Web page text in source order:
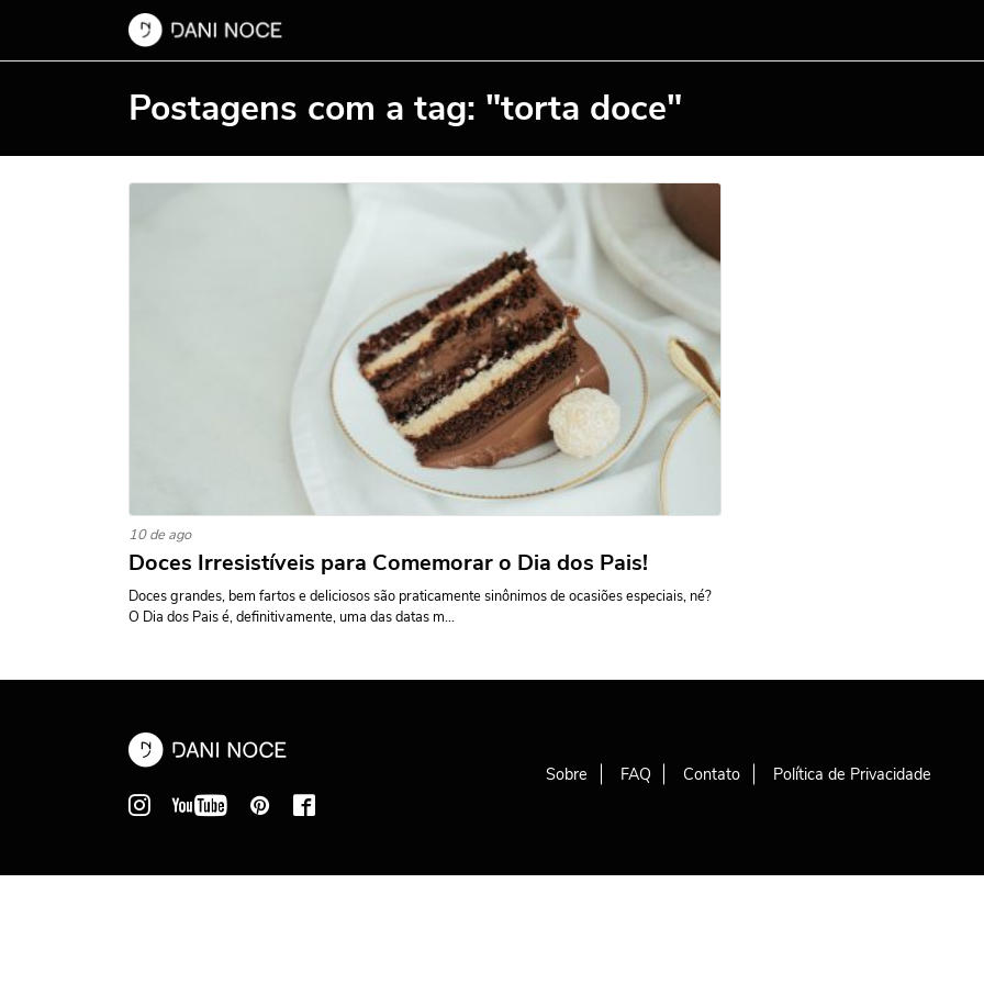
Postagens com a tag: "torta doce"
10 de ago
Doces Irresistíveis para Comemorar o Dia dos Pais!
Doces grandes, bem fartos e deliciosos são praticamente sinônimos de ocasiões especiais, né?
O Dia dos Pais é, definitivamente, uma das datas m...
Sobre FAQ Contato Política de Privacidade